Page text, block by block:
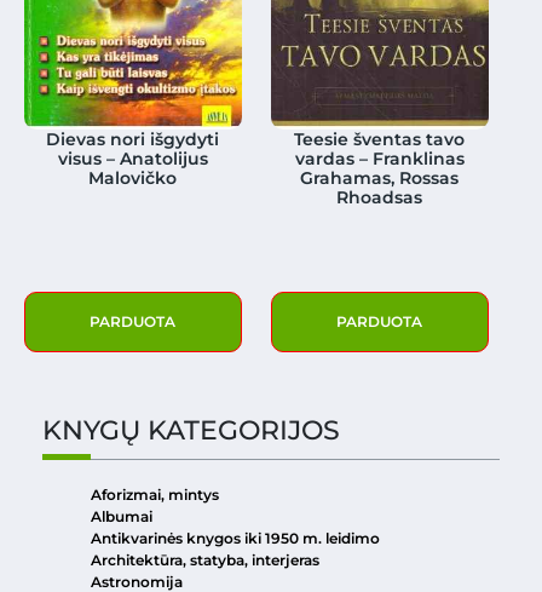
Dievas nori išgydyti
visus – Anatolijus
Malovičko
PARDUOTA
Teesie šventas tavo
vardas – Franklinas
Grahamas, Rossas
Rhoadsas
PARDUOTA
KNYGŲ KATEGORIJOS
Aforizmai, mintys
Albumai
Antikvarinės knygos iki 1950 m. leidimo
Architektūra, statyba, interjeras
Astronomija